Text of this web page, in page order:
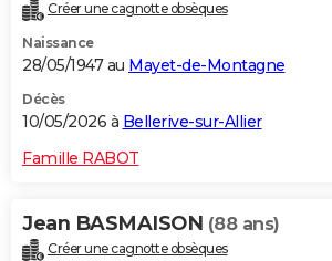
Créer une cagnotte obsèques
Naissance
28/05/1947 au Mayet-de-Montagne
Décès
10/05/2026 à Bellerive-sur-Allier
Famille RABOT
Jean BASMAISON (88 ans)
Créer une cagnotte obsèques